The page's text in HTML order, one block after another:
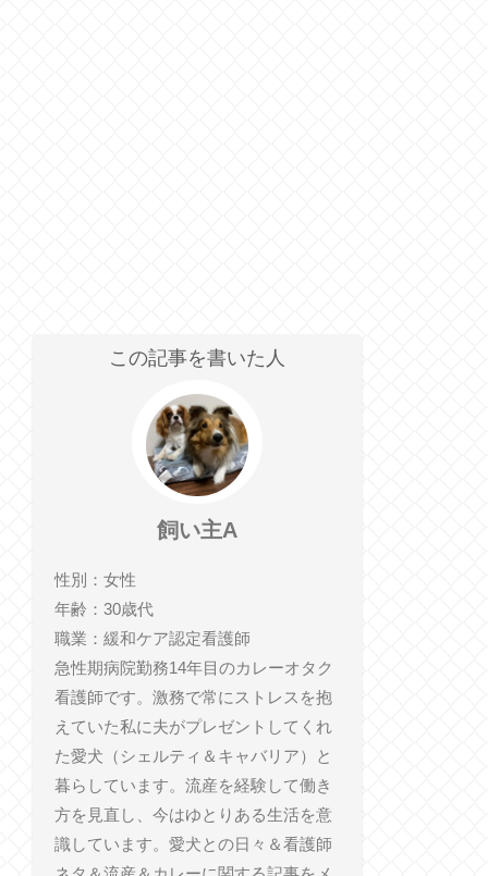
この記事を書いた人
飼い主A
性別：女性
年齢：30歳代
職業：緩和ケア認定看護師
急性期病院勤務14年目のカレーオタク
看護師です。激務で常にストレスを抱
えていた私に夫がプレゼントしてくれ
た愛犬（シェルティ＆キャバリア）と
暮らしています。流産を経験して働き
方を見直し、今はゆとりある生活を意
識しています。愛犬との日々＆看護師